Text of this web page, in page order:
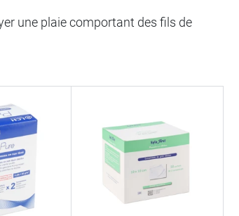
une plaie comportant des fils de